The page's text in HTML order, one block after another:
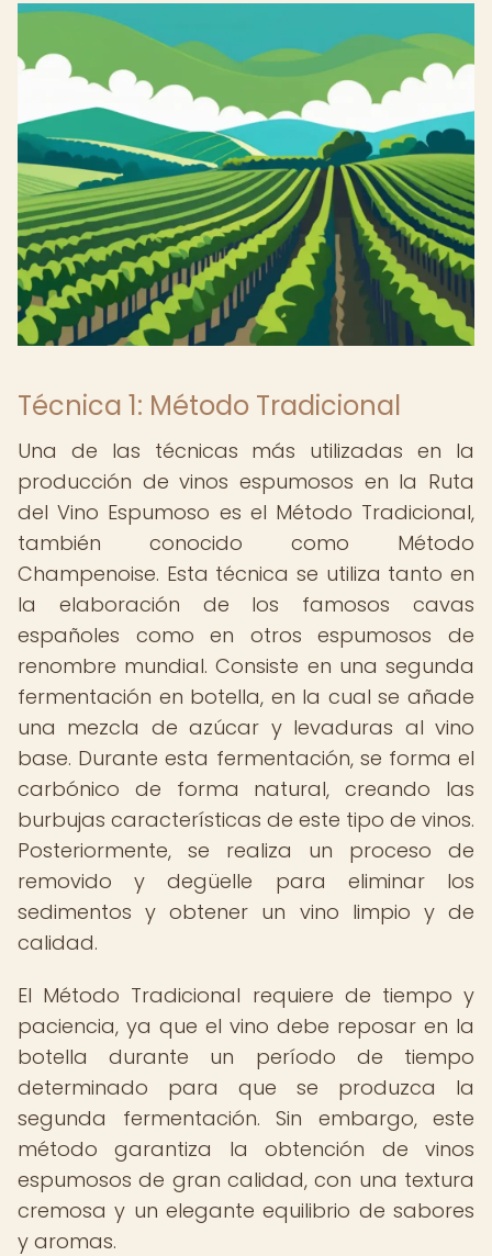
Técnica 1: Método Tradicional
Una de las técnicas más utilizadas en la
producción de vinos espumosos en la Ruta
del Vino Espumoso es el Método Tradicional,
también conocido como Método
Champenoise. Esta técnica se utiliza tanto en
la elaboración de los famosos cavas
españoles como en otros espumosos de
renombre mundial. Consiste en una segunda
fermentación en botella, en la cual se añade
una mezcla de azúcar y levaduras al vino
base. Durante esta fermentación, se forma el
carbónico de forma natural, creando las
burbujas características de este tipo de vinos.
Posteriormente, se realiza un proceso de
removido y degüelle para eliminar los
sedimentos y obtener un vino limpio y de
calidad.
El Método Tradicional requiere de tiempo y
paciencia, ya que el vino debe reposar en la
botella durante un período de tiempo
determinado para que se produzca la
segunda fermentación. Sin embargo, este
método garantiza la obtención de vinos
espumosos de gran calidad, con una textura
cremosa y un elegante equilibrio de sabores
y aromas.